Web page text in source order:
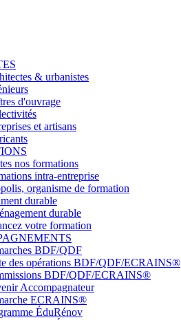
& urbanistes
d'ouvrage
et artisans
nos formations
intra-entreprise
organisme de formation
durable
durable
votre formation
BDF/QDF
des opérations BDF/QDF/ECRAINS®
BDF/QDF/ECRAINS®
Accompagnateur
ECRAINS®
ÉduRénov